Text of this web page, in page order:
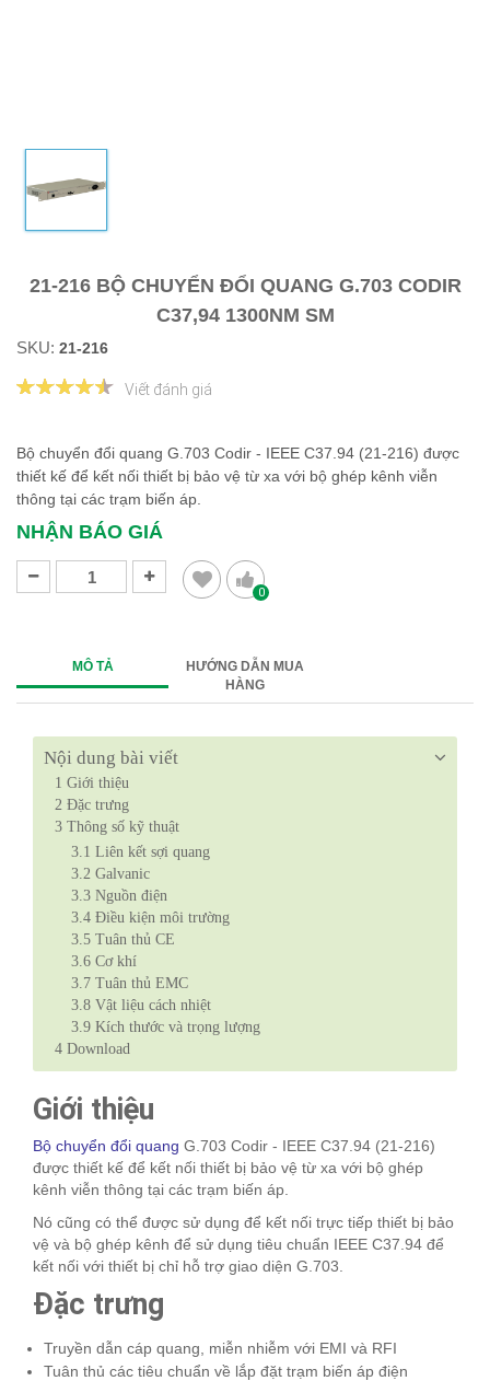
21-216 BỘ CHUYỂN ĐỔI QUANG G.703 CODIR
C37,94 1300NM SM
SKU: 21-216
Viết đánh giá
Bộ chuyển đổi quang G.703 Codir - IEEE C37.94 (21-216) được
thiết kế để kết nối thiết bị bảo vệ từ xa với bộ ghép kênh viễn
thông tại các trạm biến áp.
NHẬN BÁO GIÁ
0
MÔ TẢ
HƯỚNG DẪN MUA
HÀNG
Nội dung bài viết
1 Giới thiệu
2 Đặc trưng
3 Thông số kỹ thuật
3.1 Liên kết sợi quang
3.2 Galvanic
3.3 Nguồn điện
3.4 Điều kiện môi trường
3.5 Tuân thủ CE
3.6 Cơ khí
3.7 Tuân thủ EMC
3.8 Vật liệu cách nhiệt
3.9 Kích thước và trọng lượng
4 Download
Giới thiệu
Bộ chuyển đổi quang G.703 Codir - IEEE C37.94 (21-216)
được thiết kế để kết nối thiết bị bảo vệ từ xa với bộ ghép
kênh viễn thông tại các trạm biến áp.
Nó cũng có thể được sử dụng để kết nối trực tiếp thiết bị bảo
vệ và bộ ghép kênh để sử dụng tiêu chuẩn IEEE C37.94 để
kết nối với thiết bị chỉ hỗ trợ giao diện G.703.
Đặc trưng
Truyền dẫn cáp quang, miễn nhiễm với EMI và RFI
Tuân thủ các tiêu chuẩn về lắp đặt trạm biến áp điện